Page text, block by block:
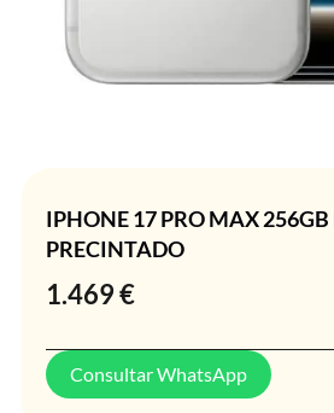
IPHONE 17 PRO MAX
PRECINTADO
1.469€
Consultar WhatsApp